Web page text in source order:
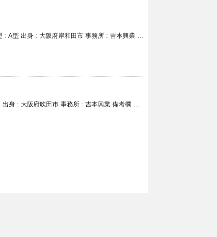
: A型 出身 : 大阪府岸和田市 事務所 : 吉本興業 …
出身 : 大阪府吹田市 事務所 : 吉本興業 備考欄 …